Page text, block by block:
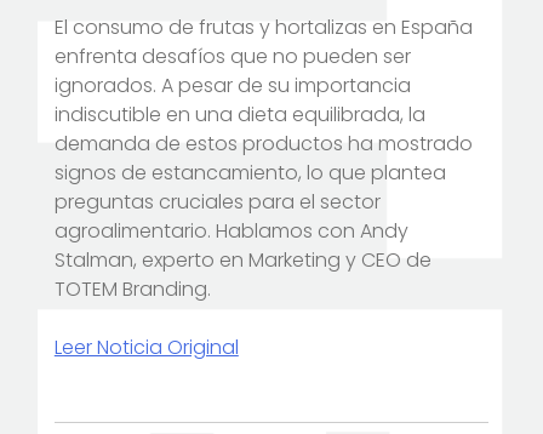
El consumo de frutas y hortalizas en España
enfrenta desafíos que no pueden ser
ignorados. A pesar de su importancia
indiscutible en una dieta equilibrada, la
demanda de estos productos ha mostrado
signos de estancamiento, lo que plantea
preguntas cruciales para el sector
agroalimentario. Hablamos con Andy
Stalman, experto en Marketing y CEO de
TOTEM Branding.
Leer Noticia Original